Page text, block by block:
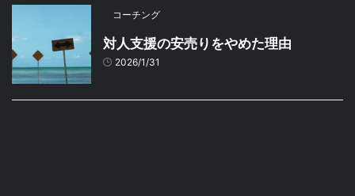
コーチング
対人支援の安売りをやめた理由
2026/1/31